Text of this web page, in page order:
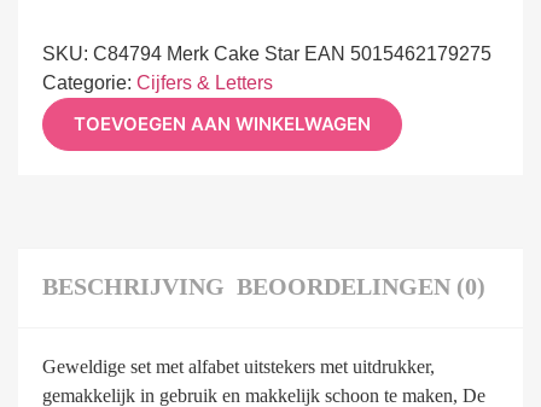
SKU: C84794 Merk Cake Star EAN 5015462179275
Categorie: Cijfers & Letters
TOEVOEGEN AAN WINKELWAGEN
BESCHRIJVING BEOORDELINGEN (0)
Geweldige set met alfabet uitstekers met uitdrukker,
gemakkelijk in gebruik en makkelijk schoon te maken, De